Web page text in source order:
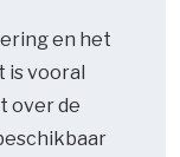
en het
is vooral
over de